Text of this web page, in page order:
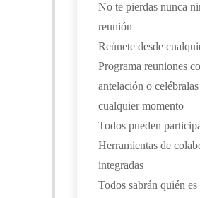
No te pierdas nunca
reunión
Reúnete desde
Programa reuniones
antelación o celébralas
cualquier momento
Todos pueden
Herramientas de
integradas
Todos sabrán quién es